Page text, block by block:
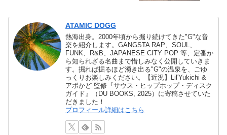
ATAMIC DOGG
熱海出身。2000年頃から掘り続けてきた"G"な音
楽を紹介します。GANGSTA RAP、SOUL、
FUNK、R&B、JAPANESE CITY POP 等、定番か
ら知られざる名曲まで惜しみなく公開していきま
す。掘れば掘るほど湧き出る"G"の温泉を、ごゆ
っくりお楽しみください。【近況】Lil'Yukichi &
アボかど 監修『サウス・ヒップホップ・ディスク
ガイド』（DU BOOKS, 2025）に寄稿させていた
だきました！
プロフィール詳細はこちら